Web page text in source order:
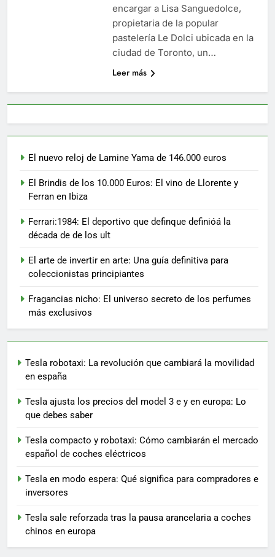
encargar a Lisa Sanguedolce,
propietaria de la popular
pastelería Le Dolci ubicada en la
ciudad de Toronto, un…
Leer más
El nuevo reloj de Lamine Yama de 146.000 euros
El Brindis de los 10.000 Euros: El vino de Llorente y
Ferran en Ibiza
Ferrari:1984: El deportivo que definque definióá la
década de de los ult
El arte de invertir en arte: Una guía definitiva para
coleccionistas principiantes
Fragancias nicho: El universo secreto de los perfumes
más exclusivos
Tesla robotaxi: La revolución que cambiará la movilidad
en españa
Tesla ajusta los precios del model 3 e y en europa: Lo
que debes saber
Tesla compacto y robotaxi: Cómo cambiarán el mercado
español de coches eléctricos
Tesla en modo espera: Qué significa para compradores e
inversores
Tesla sale reforzada tras la pausa arancelaria a coches
chinos en europa